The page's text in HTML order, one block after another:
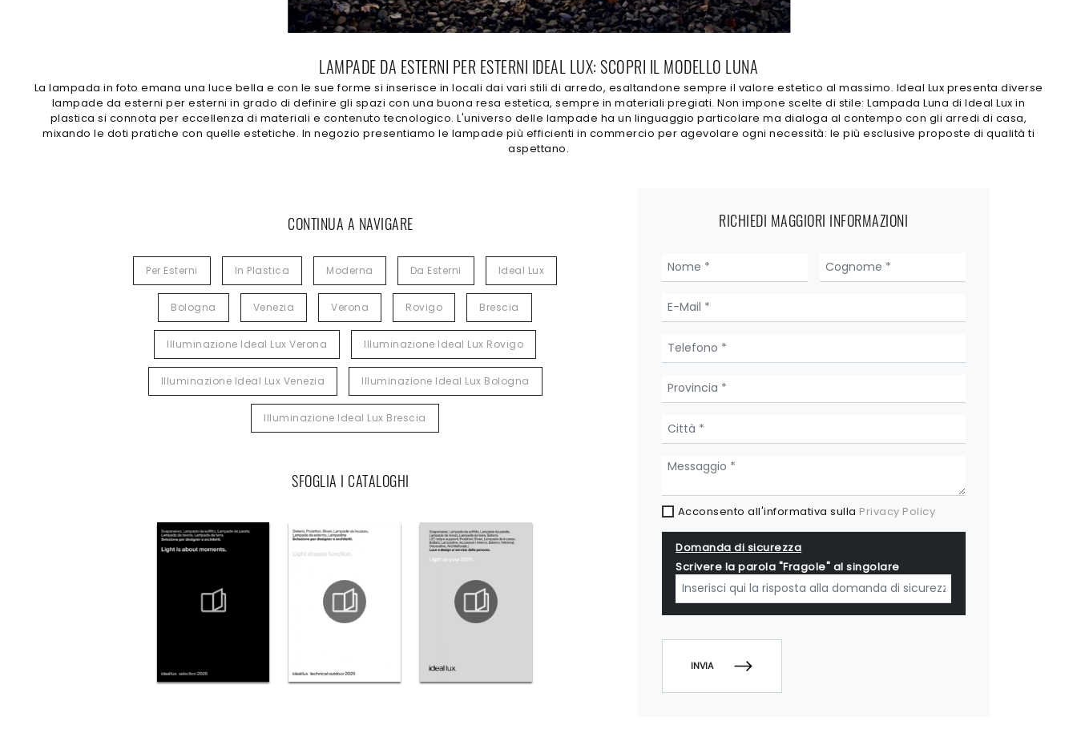
LAMPADE DA ESTERNI PER ESTERNI IDEAL LUX: SCOPRI IL MODELLO LUNA
La lampada in foto emana una luce bella e con le sue forme si inserisce in locali dai vari stili di arredo, esaltandone sempre il valore estetico al massimo. Ideal Lux presenta diverse
lampade da esterni per esterni in grado di definire gli spazi con una buona resa estetica, sempre in materiali pregiati. Non impone scelte di stile: Lampada Luna di Ideal Lux in
plastica si connota per eccellenza di materiali e contenuto tecnologico. L'universo delle lampade ha un linguaggio particolare ma dialoga al contempo con gli arredi di casa,
mixando le doti pratiche con quelle estetiche. In negozio presentiamo le lampade più efficienti in commercio per agevolare ogni necessità: le più esclusive proposte di qualità ti
aspettano.
CONTINUA A NAVIGARE
Per Esterni In Plastica Moderna Da Esterni Ideal Lux
Bologna Venezia Verona Rovigo Brescia
Illuminazione Ideal Lux Verona Illuminazione Ideal Lux Rovigo
Illuminazione Ideal Lux Venezia Illuminazione Ideal Lux Bologna
Illuminazione Ideal Lux Brescia
SFOGLIA I CATALOGHI
RICHIEDI MAGGIORI INFORMAZIONI
Acconsento all'informativa sulla Privacy Policy
Domanda di sicurezza
Scrivere la parola "Fragole" al singolare
INVIA